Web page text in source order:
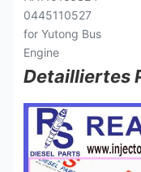
Detailliertes